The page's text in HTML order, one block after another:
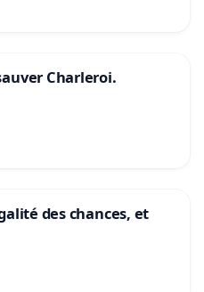
Charleroi.
des chances, et